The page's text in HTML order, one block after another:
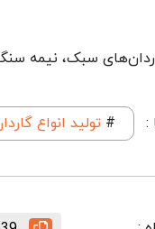
سبک، نیمه
:
# تولید انواع